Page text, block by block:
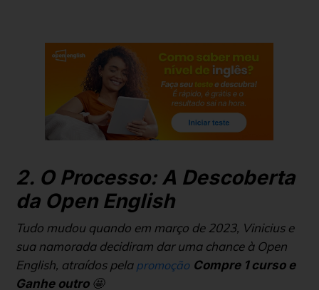
2. O Processo: A Descoberta
da Open English
Tudo mudou quando em março de 2023, Vinicius e
sua namorada decidiram dar uma chance à Open
English, atraídos pela promoção Compre 1 curso e
Ganhe outro🤩